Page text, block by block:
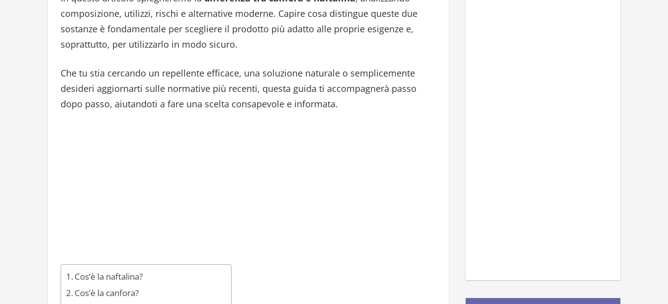
composizione, utilizzi, rischi e alternative moderne. Capire cosa distingue queste due
sostanze è fondamentale per scegliere il prodotto più adatto alle proprie esigenze e,
soprattutto, per utilizzarlo in modo sicuro.
Che tu stia cercando un repellente efficace, una soluzione naturale o semplicemente
desideri aggiornarti sulle normative più recenti, questa guida ti accompagnerà passo
dopo passo, aiutandoti a fare una scelta consapevole e informata.
Cos’è la naftalina?
Cos’è la canfora?